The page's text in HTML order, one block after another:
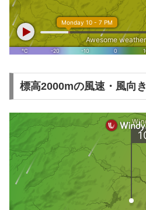
標高2000mの風速・風向き